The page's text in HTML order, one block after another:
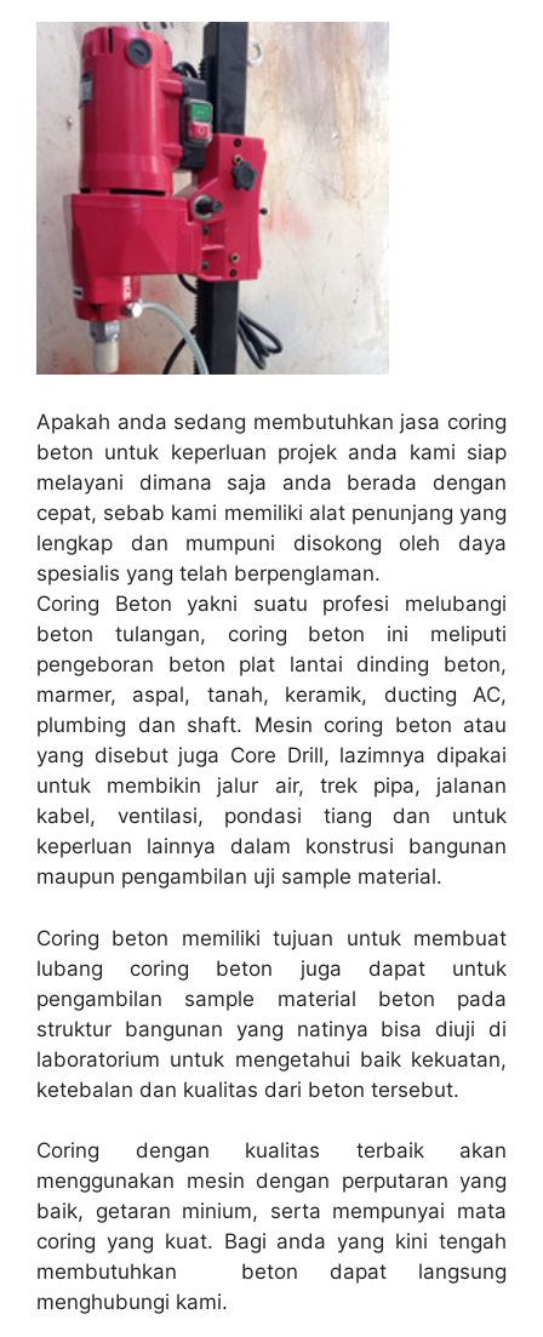
Apakah anda sedang membutuhkan jasa coring
beton untuk keperluan projek anda kami siap
melayani dimana saja anda berada dengan
cepat, sebab kami memiliki alat penunjang yang
lengkap dan mumpuni disokong oleh daya
spesialis yang telah berpenglaman.
Coring Beton yakni suatu profesi melubangi
beton tulangan, coring beton ini meliputi
pengeboran beton plat lantai dinding beton,
marmer, aspal, tanah, keramik, ducting AC,
plumbing dan shaft. Mesin coring beton atau
yang disebut juga Core Drill, lazimnya dipakai
untuk membikin jalur air, trek pipa, jalanan
kabel, ventilasi, pondasi tiang dan untuk
keperluan lainnya dalam konstrusi bangunan
maupun pengambilan uji sample material.
Coring beton memiliki tujuan untuk membuat
lubang coring beton juga dapat untuk
pengambilan sample material beton pada
struktur bangunan yang natinya bisa diuji di
laboratorium untuk mengetahui baik kekuatan,
ketebalan dan kualitas dari beton tersebut.
Coring dengan kualitas terbaik akan
menggunakan mesin dengan perputaran yang
baik, getaran minium, serta mempunyai mata
coring yang kuat. Bagi anda yang kini tengah
membutuhkan beton dapat langsung
menghubungi kami.